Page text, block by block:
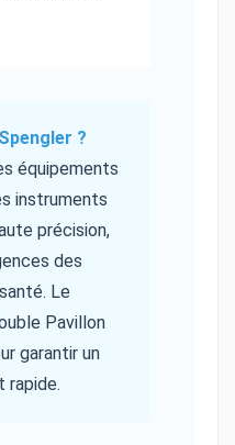
?
équipements
instruments
précision,
des
Le
Pavillon
garantir un
rapide.